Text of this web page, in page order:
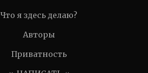
Что я здесь делаю?
Авторы
Приватность